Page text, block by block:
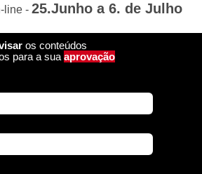
line - 25.Junho a 6. de Julho
os conteúdos
para a sua aprovação